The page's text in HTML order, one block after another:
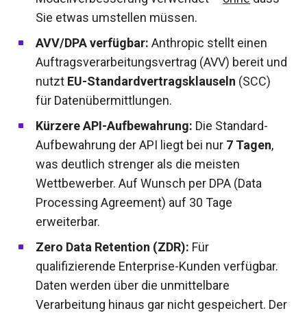
Sie etwas umstellen müssen.
AVV/DPA verfügbar: Anthropic stellt einen
Auftragsverarbeitungsvertrag (AVV) bereit und
nutzt EU-Standardvertragsklauseln (SCC)
für Datenübermittlungen.
Kürzere API-Aufbewahrung: Die Standard-
Aufbewahrung der API liegt bei nur 7 Tagen,
was deutlich strenger als die meisten
Wettbewerber. Auf Wunsch per DPA (Data
Processing Agreement) auf 30 Tage
erweiterbar.
Zero Data Retention (ZDR): Für
qualifizierende Enterprise-Kunden verfügbar.
Daten werden über die unmittelbare
Verarbeitung hinaus gar nicht gespeichert. Der